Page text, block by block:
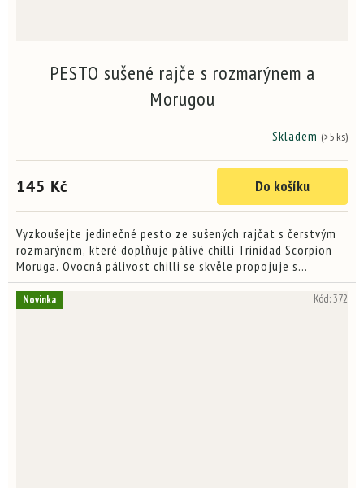
PESTO sušené rajče s rozmarýnem a
Morugou
Skladem (>5 ks)
145 Kč Do košíku
Vyzkoušejte jedinečné pesto ze sušených rajčat s čerstvým
rozmarýnem, které doplňuje pálivé chilli Trinidad Scorpion
Moruga. Ovocná pálivost chilli se skvěle propojuje s
aromatickým rozmarýnem a dvojicí italských sýrů...
Novinka Kód:372